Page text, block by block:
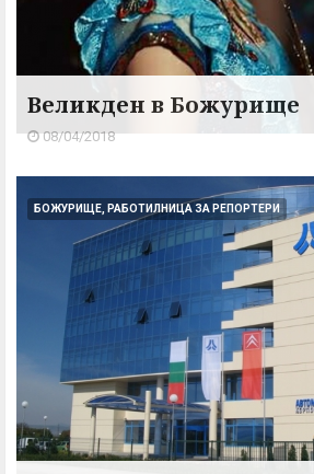
Великден в Божурище
08/04/2018
БОЖУРИЩЕ, РАБОТИЛНИЦА ЗА РЕПОРТЕРИ